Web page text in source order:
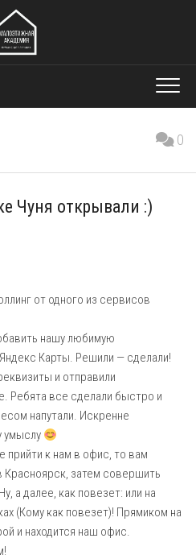
0
Чуня открывали :)
от одного из сервисов
нашу любимую
Карты. Решили — сделали!
и отправили
Ребята все сделали быстро и
напутали. Искренне
умыслу
прийти к нам в офис, то вам
Красноярск, затем совершить
Ну, а далее, как повезет: или на
(Кому как повезет)! Прямиком на
и находится наш офис.